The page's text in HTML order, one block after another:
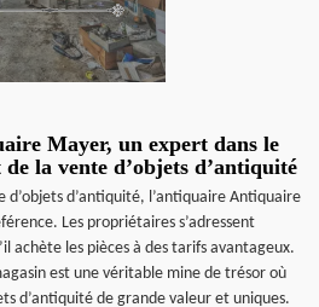
Mayer, un expert dans le
la vente d’objets d’antiquité
d’objets d’antiquité, l’antiquaire Antiquaire
Les propriétaires s’adressent
achète les pièces à des tarifs avantageux.
est une véritable mine de trésor où
d’antiquité de grande valeur et uniques.